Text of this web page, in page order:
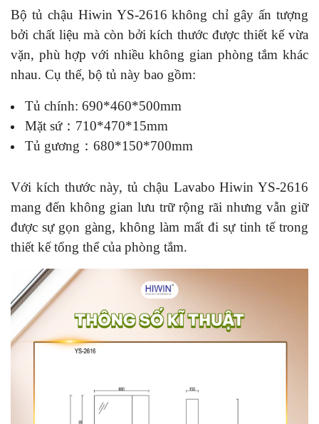
Bộ tủ chậu Hiwin YS-2616 không chỉ gây ấn tượng
bởi chất liệu mà còn bởi kích thước được thiết kế vừa
vặn, phù hợp với nhiều không gian phòng tắm khác
nhau. Cụ thể, bộ tủ này bao gồm:
Tủ chính: 690*460*500mm
Mặt sứ：710*470*15mm
Tủ gương：680*150*700mm
Với kích thước này, tủ chậu Lavabo Hiwin YS-2616
mang đến không gian lưu trữ rộng rãi nhưng vẫn giữ
được sự gọn gàng, không làm mất đi sự tinh tế trong
thiết kế tổng thể của phòng tắm.